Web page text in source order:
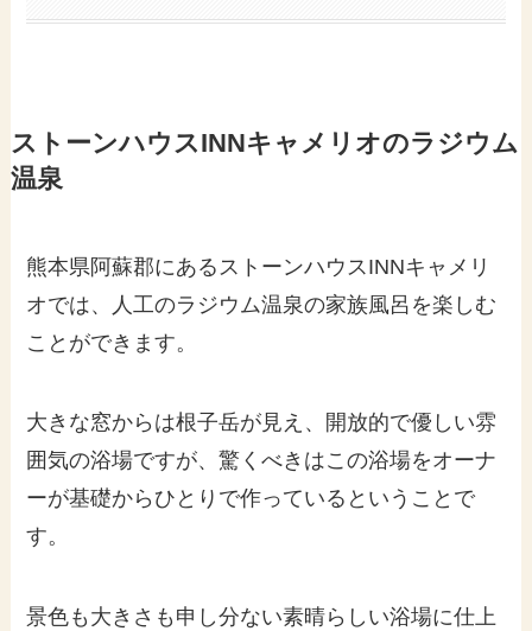
ストーンハウスINNキャメリオのラジウム
温泉
熊本県阿蘇郡にあるストーンハウスINNキャメリ
オでは、人工のラジウム温泉の家族風呂を楽しむ
ことができます。
大きな窓からは根子岳が見え、開放的で優しい雰
囲気の浴場ですが、驚くべきはこの浴場をオーナ
ーが基礎からひとりで作っているということで
す。
景色も大きさも申し分ない素晴らしい浴場に仕上